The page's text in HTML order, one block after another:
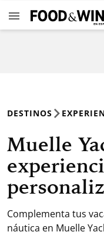
DESTINOS
Muelle
Complementa tus
náutica en Muelle